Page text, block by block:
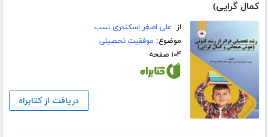
کمال گرایی)
از: علی اصغر اسکندری نسب
موضوع: موفقیت تحصیلی
۱۰۴ صفحه
دریافت از کتابراه